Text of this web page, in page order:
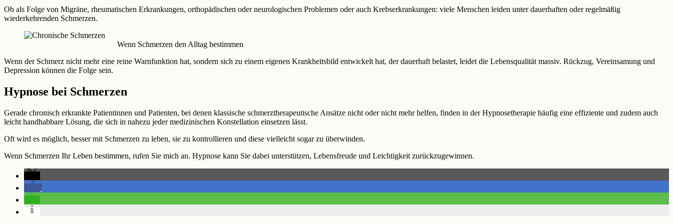
Ob als Folge von Migräne, rheumatischen Erkrankungen, orthopädischen oder neurologischen Problemen oder auch Krebserkrankungen: viele Menschen leiden unter dauerhaften oder regelmäßig
wiederkehrenden Schmerzen.
Wenn Schmerzen den Alltag bestimmen
Wenn der Schmerz nicht mehr eine reine Warnfunktion hat, sondern sich zu einem eigenen Krankheitsbild entwickelt hat, der dauerhaft belastet, leidet die Lebensqualität massiv. Rückzug, Vereinsamung und
Depression können die Folge sein.
Hypnose bei Schmerzen
Gerade chronisch erkrankte Patientinnen und Patienten, bei denen klassische schmerztherapeutische Ansätze nicht oder nicht mehr helfen, finden in der Hypnosetherapie häufig eine effiziente und zudem auch
leicht handhabbare Lösung, die sich in nahezu jeder medizinischen Konstellation einsetzen lässt.
Oft wird es möglich, besser mit Schmerzen zu leben, sie zu kontrollieren und diese vielleicht sogar zu überwinden.
Wenn Schmerzen Ihr Leben bestimmen, rufen Sie mich an. Hypnose kann Sie dabei unterstützen, Lebensfreude und Leichtigkeit zurückzugewinnen.